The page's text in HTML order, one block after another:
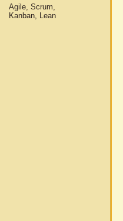
Agile, Scrum,
Kanban, Lean